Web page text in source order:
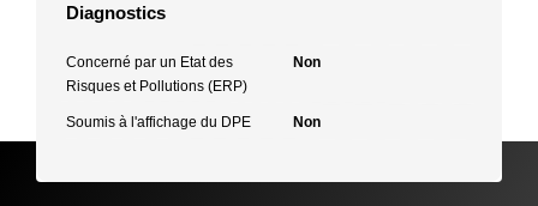
Diagnostics
Concerné par un Etat des
Risques et Pollutions (ERP)
Non
Soumis à l'affichage du DPE Non